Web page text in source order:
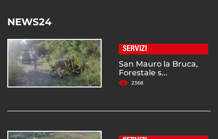
NEWS24
SERVIZI
San Mauro la Bruca,
Forestale s...
2368